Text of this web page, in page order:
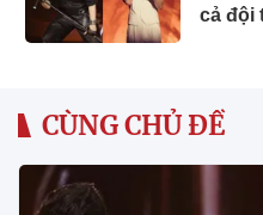
cả đội
CÙNG CHỦ ĐỀ